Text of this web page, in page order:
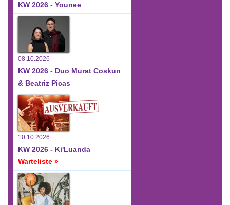
KW 2026 - Younee
08.10.2026
KW 2026 - Duo Murat Coskun
& Beatriz Picas
10.10.2026
KW 2026 - Ki'Luanda
Warteliste »